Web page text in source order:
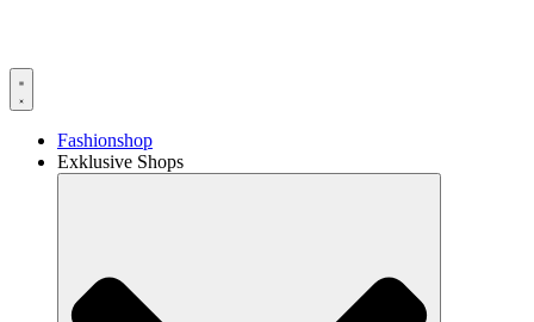
Fashionshop
Exklusive Shops